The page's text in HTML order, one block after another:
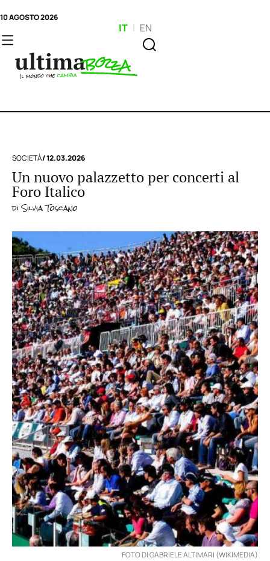
10 AGOSTO 2026
IT | EN
SOCIETÀ/ 12.03.2026
Un nuovo palazzetto per concerti al
Foro Italico
diSilvia Toscano
FOTO DI GABRIELE ALTIMARI (WIKIMEDIA)